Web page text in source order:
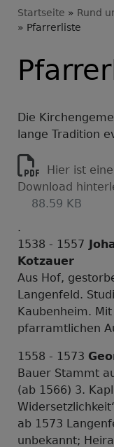
Startseite
Rund
Pfarrerliste
Die
lange Tradition
Hier ist
Download
88.59 KB
.
1538 - 1557
Kotzauer
Aus Hof,
Langenfeld.
Kaubenheim.
pfarramtlichen
1558 - 1573
Bauer Stammt
(ab 1566) 3.
ab 1573
unbekannt;